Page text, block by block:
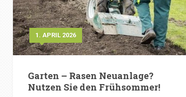
1. APRIL 2026
Garten – Rasen Neuanlage?
Nutzen Sie den Frühsommer!